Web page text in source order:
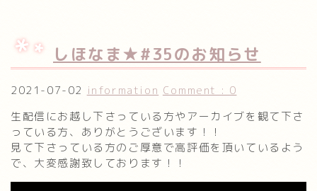
しほなま★#35のお知らせ
2021-07-02 information Comment : 0
生配信にお越し下さっている方やアーカイブを観て下さ
っている方、ありがとうございます！！
見て下さっている方のご厚意で高評価を頂いているよう
で、大変感謝致しております！！